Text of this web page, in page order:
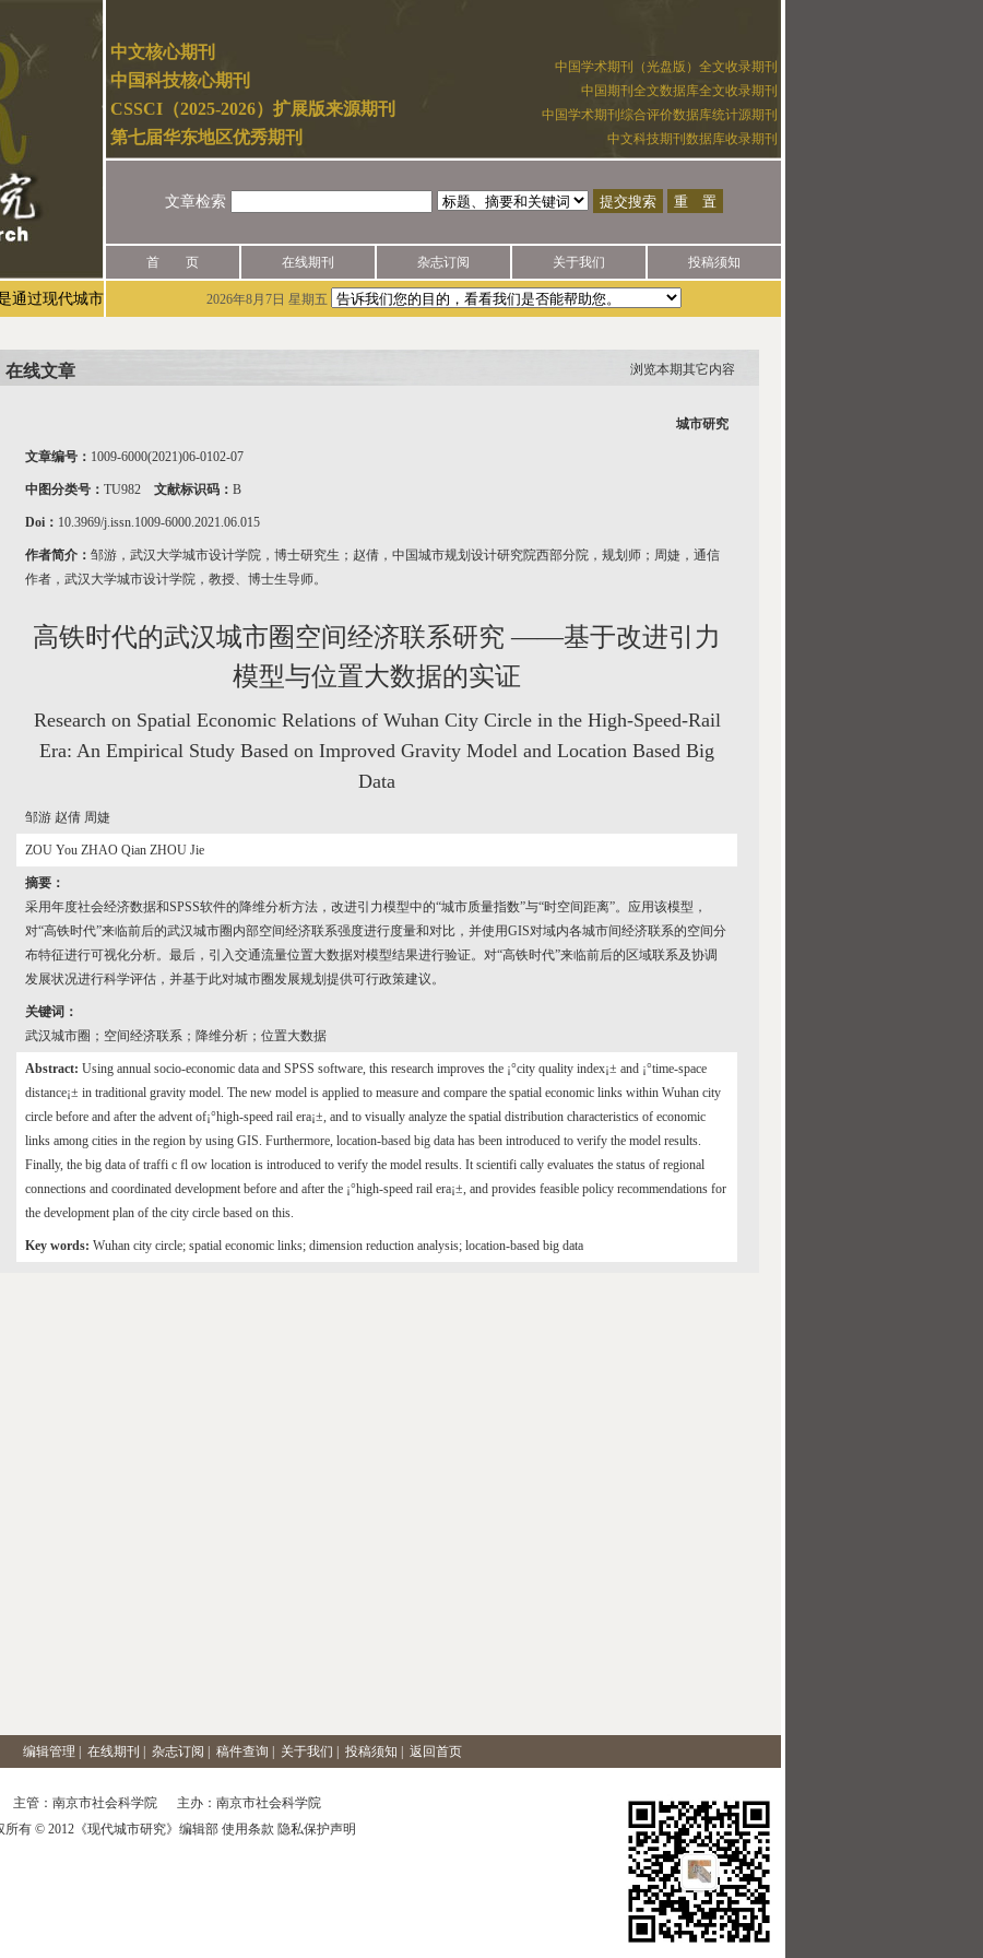
中国学术期刊（光盘版）全文收录期刊
中国期刊全文数据库全文收录期刊
中国学术期刊综合评价数据库统计源期刊
中文科技期刊数据库收录期刊
中文核心期刊
中国科技核心期刊
CSSCI（2025-2026）扩展版来源期刊
第七届华东地区优秀期刊
文章检索
首 页 在线期刊 杂志订阅 关于我们 投稿须知
过现代城市研究官网（网址：http://mur.cn/）实名注册后进行投稿，未授权任何一方代发论文。如有疑问，请拨打电话025-52851858咨询，以免
2026年8月7日 星期五
在线文章 浏览本期其它内容
城市研究
文章编号： 1009-6000(2021)06-0102-07
中图分类号： TU982 文献标识码： B
Doi： 10.3969/j.issn.1009-6000.2021.06.015
作者简介： 邹游，武汉大学城市设计学院，博士研究生；赵倩，中国城市规划设计研究院西部分院，规划师；周婕，通信
作者，武汉大学城市设计学院，教授、博士生导师。
高铁时代的武汉城市圈空间经济联系研究 ——基于改进引力
模型与位置大数据的实证
Research on Spatial Economic Relations of Wuhan City Circle in the High-Speed-Rail
Era: An Empirical Study Based on Improved Gravity Model and Location Based Big
Data
邹游 赵倩 周婕
ZOU You ZHAO Qian ZHOU Jie
摘要：
采用年度社会经济数据和SPSS软件的降维分析方法，改进引力模型中的“城市质量指数”与“时空间距离”。应用该模型，
对“高铁时代”来临前后的武汉城市圈内部空间经济联系强度进行度量和对比，并使用GIS对域内各城市间经济联系的空间分
布特征进行可视化分析。最后，引入交通流量位置大数据对模型结果进行验证。对“高铁时代”来临前后的区域联系及协调
发展状况进行科学评估，并基于此对城市圈发展规划提供可行政策建议。
关键词：
武汉城市圈；空间经济联系；降维分析；位置大数据
Abstract: Using annual socio-economic data and SPSS software, this research improves the ¡°city quality index¡± and ¡°time-space
distance¡± in traditional gravity model. The new model is applied to measure and compare the spatial economic links within Wuhan city
circle before and after the advent of¡°high-speed rail era¡±, and to visually analyze the spatial distribution characteristics of economic
links among cities in the region by using GIS. Furthermore, location-based big data has been introduced to verify the model results.
Finally, the big data of traffi c fl ow location is introduced to verify the model results. It scientifi cally evaluates the status of regional
connections and coordinated development before and after the ¡°high-speed rail era¡±, and provides feasible policy recommendations for
the development plan of the city circle based on this.
Key words: Wuhan city circle; spatial economic links; dimension reduction analysis; location-based big data
编辑管理 在线期刊 杂志订阅 稿件查询 关于我们 投稿须知 返回首页
主管：南京市社会科学院 主办：南京市社会科学院
所有 © 2012《现代城市研究》编辑部 使用条款 隐私保护声明